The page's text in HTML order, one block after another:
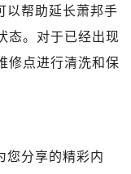
以帮助延长萧邦手
态。对于已经出现
修点进行清洗和保
您分享的精彩内